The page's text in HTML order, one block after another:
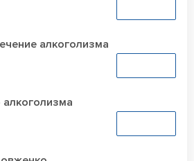
алкоголизма